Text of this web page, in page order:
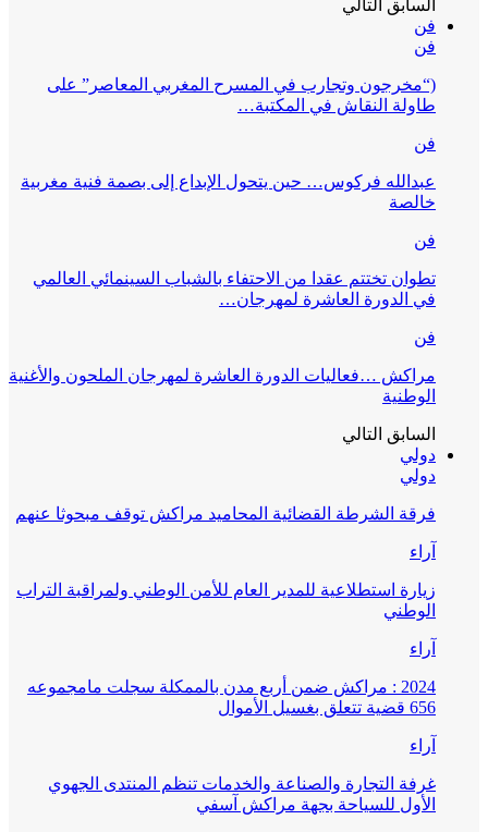
السابق التالي
فن
فن
(“مخرجون وتجارب في المسرح المغربي المعاصر” على
طاولة النقاش في المكتبة…
فن
عبدالله فركوس… حين يتحول الإبداع إلى بصمة فنية مغربية
خالصة
فن
تطوان تختتم عقدا من الاحتفاء بالشباب السينمائي العالمي
في الدورة العاشرة لمهرجان…
فن
مراكش …فعاليات الدورة العاشرة لمهرجان الملحون والأغنية
الوطنية
السابق التالي
دولي
دولي
فرقة الشرطة القضائية المحاميد مراكش توقف مبحوثا عنهم
آراء
زيارة استطلاعية للمدير العام للأمن الوطني ولمراقبة التراب
الوطني
آراء
2024 : مراكش ضمن أربع مدن بالممكلة سجلت مامجموعه
656 قضية تتعلق بغسيل الأموال
آراء
غرفة التجارة والصناعة والخدمات تنظم المنتدى الجهوي
الأول للسياحة بجهة مراكش آسفي